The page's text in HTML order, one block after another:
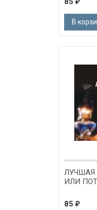
₽
В
ЛУЧШАЯ
ИЛИ
85 ₽